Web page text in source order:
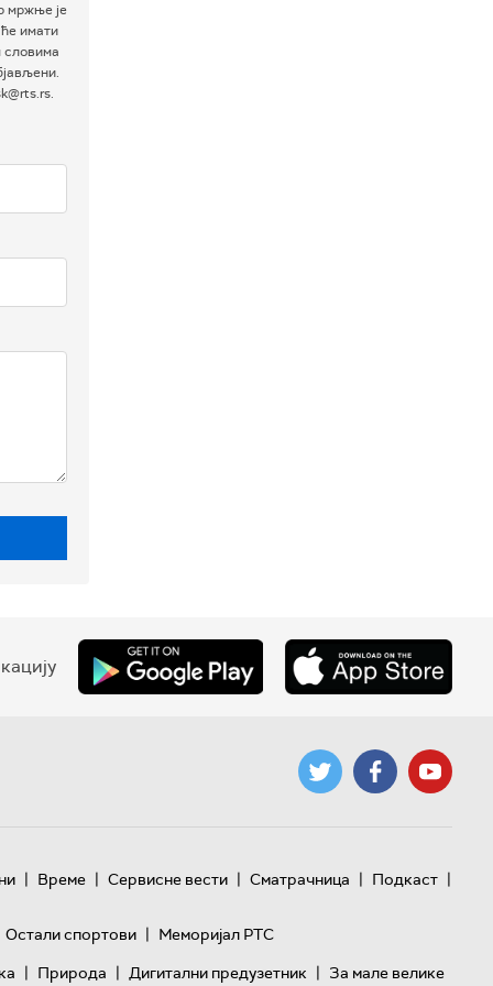
мржње је
имати
словима
| Време | Сервисне вести | Сматрачница | Подкаст |
Остали спортови | Меморијал РТС
| Природа | Дигитални предузетник | За мале велике